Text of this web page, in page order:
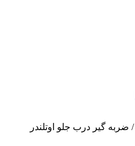
/ ضربه گیر درب جلو اوتلندر